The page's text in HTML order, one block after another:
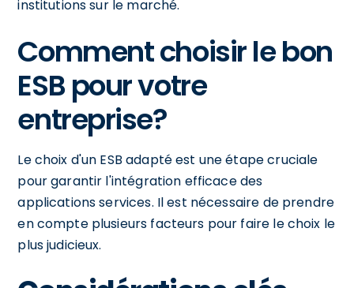
institutions sur le marché.
Comment choisir le bon
ESB pour votre
entreprise?
Le choix d'un ESB adapté est une étape cruciale
pour garantir l'intégration efficace des
applications services. Il est nécessaire de prendre
en compte plusieurs facteurs pour faire le choix le
plus judicieux.